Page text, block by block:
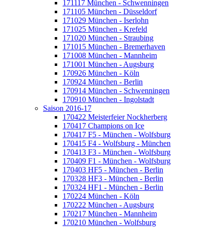
171117 München - Schwenningen
171105 München - Düsseldorf
171029 München - Iserlohn
171025 München - Krefeld
171020 München - Straubing
171015 München - Bremerhaven
171008 München - Mannheim
171001 München - Augsburg
170926 München - Köln
170924 München - Berlin
170914 München - Schwenningen
170910 München - Ingolstadt
Saison 2016-17
170422 Meisterfeier Nockherberg
170417 Champions on Ice
170417 F5 - München - Wolfsburg
170415 F4 - Wolfsburg - München
170413 F3 - München - Wolfsburg
170409 F1 - München - Wolfsburg
170403 HF5 - München - Berlin
170328 HF3 - München - Berlin
170324 HF1 - München - Berlin
170224 München - Köln
170222 München - Augsburg
170217 München - Mannheim
170210 München - Wolfsburg